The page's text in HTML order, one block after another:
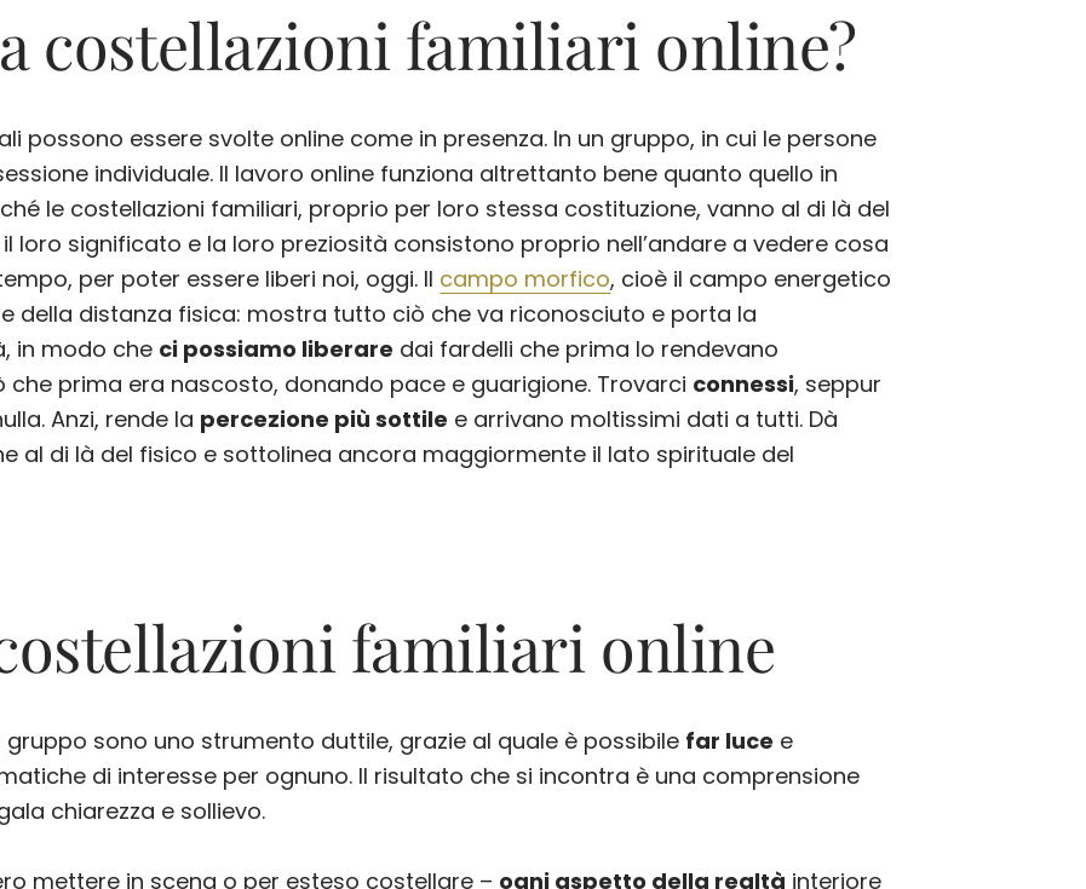
costellazioni familiari online?
possono essere svolte online come in presenza. In un gruppo, in cui le persone
individuale. Il lavoro online funziona altrettanto bene quanto quello in
le costellazioni familiari, proprio per loro stessa costituzione, vanno al di là del
loro significato e la loro preziosità consistono proprio nell’andare a vedere cosa
per poter essere liberi noi, oggi. Il campo morfico, cioè il campo energetico
della distanza fisica: mostra tutto ciò che va riconosciuto e porta la
in modo che ci possiamo liberare dai fardelli che prima lo rendevano
che prima era nascosto, donando pace e guarigione. Trovarci connessi, seppur
Anzi, rende la percezione più sottile e arrivano moltissimi dati a tutti. Dà
al di là del fisico e sottolinea ancora maggiormente il lato spirituale del
familiari online
sono uno strumento duttile, grazie al quale è possibile far luce e
di interesse per ognuno. Il risultato che si incontra è una comprensione
chiarezza e sollievo.
mettere in scena o per esteso costellare – ogni aspetto della realtà interiore